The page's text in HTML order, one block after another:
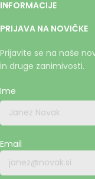
INFORMACIJE
PRIJAVA NA NOVIČKE
Prijavite se na naše
in druge zanimivosti.
Ime
Email